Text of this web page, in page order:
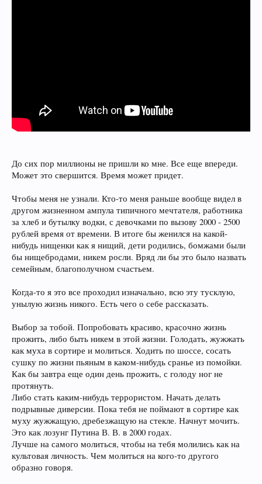
До сих пор миллионы не пришли ко мне. Все еще впереди.
Может это свершится. Время может придет.
Чтобы меня не узнали. Кто-то меня раньше вообще видел в
другом жизненном ампула типичного мечтателя, работника
за хлеб и бутылку водки, с девочками по вызову 2000 - 2500
рублей время от времени. В итоге бы женился на какой-
нибудь нищенки как я нищий, дети родились, бомжами были
бы нищебродами, никем росли. Вряд ли бы это было назвать
семейным, благополучном счастьем.
Когда-то я это все проходил изначально, всю эту тусклую,
унылую жизнь никого. Есть чего о себе рассказать.
Выбор за тобой. Попробовать красиво, красочно жизнь
прожить, либо быть никем в этой жизни. Голодать, жужжать
как муха в сортире и молиться. Ходить по шоссе, сосать
сушку по жизни пьяным в каком-нибудь сранье из помойки.
Как бы завтра еще один день прожить, с голоду ног не
протянуть.
Либо стать каким-нибудь террористом. Начать делать
подрывные диверсии. Пока тебя не поймают в сортире как
муху жужжащую, дребезжащую на стекле. Начнут мочить.
Это как лозунг Путина В. В. в 2000 годах.
Лучше на самого молиться, чтобы на тебя молились как на
культовая личность. Чем молиться на кого-то другого
образно говоря.